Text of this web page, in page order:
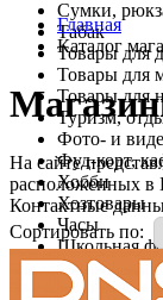
Сумки,
Табак
Товары для
Товары для
Товары для
Туризм,
Фото- и
Фуд-корт,
Хобби
Хозтовары
Часы
Школьная
Шубы, меха
Ювелирные
Главная
Каталог
На сайте
расположенных в
Контактные
Сортировать по: